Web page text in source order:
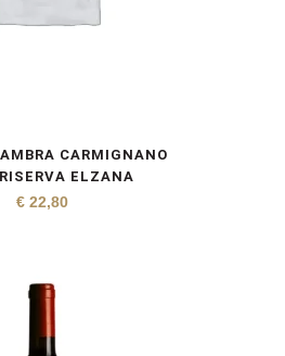
CARMIGNANO
ELZANA
€ 22,80